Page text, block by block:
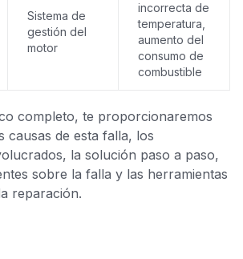
Sistema de
gestión del
motor
incorrecta de
temperatura,
aumento del
consumo de
combustible
completo, te proporcionaremos
causas de esta falla, los
la solución paso a paso,
sobre la falla y las herramientas
reparación.